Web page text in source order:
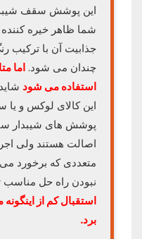
این پوشش سقف
شما ظاهر خیره
جذابیت آن با ترکیب
چندان می شود.اما
استفاده می شود
این کالای لوکس و یا
پوشش های شیبدار
اصالت هستند ولی
متعددی که برخورد
نبودن راه حل مناسب
استقبال کم از
برد.